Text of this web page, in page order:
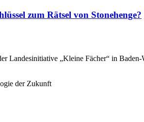
zum Rätsel von Stonehenge?
Landesinitiative „Kleine Fächer“ in Baden-
der Zukunft